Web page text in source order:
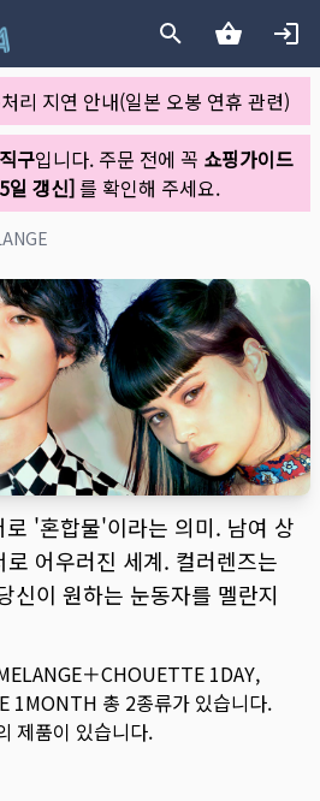
리 지연 안내(일본 오봉 연휴 관련)
구입니다. 주문 전에 꼭 쇼핑가이드
일 갱신]를 확인해 주세요.
로 '혼합물'이라는 의미. 남여 상
어우러진 세계. 컬러렌즈는
신이 원하는 눈동자를 멜란지
＋CHOUETTE 1DAY,
1MONTH 총 2종류가 있습니다.
제품이 있습니다.